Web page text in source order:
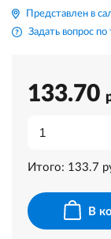
Представлен в
Задать вопрос по
133.70
Итого: 133.7
В